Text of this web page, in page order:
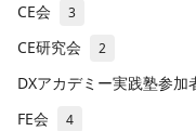
CE会 3
CE研究会 2
DXアカデミー実践塾参加
FE会 4